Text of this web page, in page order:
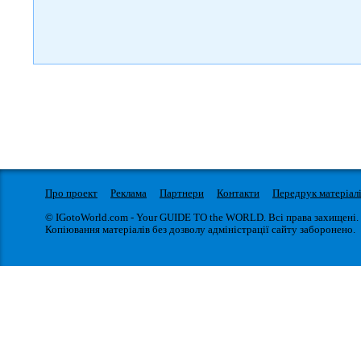
Про проект Реклама Партнери Контакти
Передрук
© IGotoWorld.com - Your GUIDE TO the WORLD. Всі права захищені.
Копіювання матеріалів без дозволу адміністрації сайту заборонено.